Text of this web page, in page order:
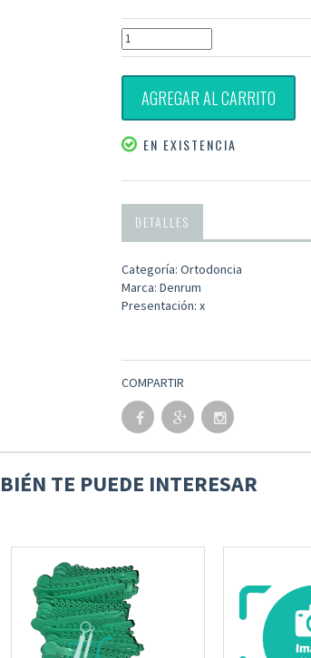
AGREGAR AL CARRITO
EN EXISTENCIA
DETALLES
Categoría: Ortodoncia
Marca: Denrum
Presentación: x
COMPARTIR
TE PUEDE INTERESAR